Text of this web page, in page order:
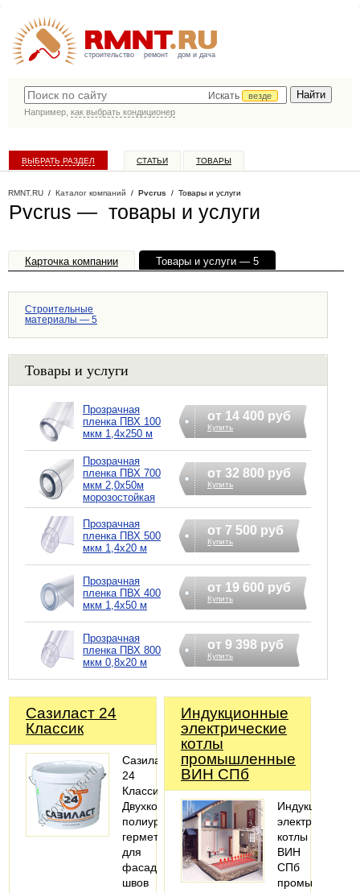
строительство ремонт дом и дача
Искать
везде
Например, как выбрать кондиционер
ВЫБРАТЬ РАЗДЕЛ СТАТЬИ ТОВАРЫ
RMNT.RU / Каталог компаний / Pvcrus / Товары и услуги
Pvcrus — товары и услуги
Карточка компании
Товары и услуги — 5
Строительные
материалы — 5
Товары и услуги
Прозрачная
пленка ПВХ 100
мкм 1,4х250 м
от 14 400 руб
Купить
Прозрачная
пленка ПВХ 700
мкм 2,0х50м
морозостойкая
от 32 800 руб
Купить
Прозрачная
пленка ПВХ 500
мкм 1,4х20 м
от 7 500 руб
Купить
Прозрачная
пленка ПВХ 400
мкм 1,4х50 м
от 19 600 руб
Купить
Прозрачная
пленка ПВХ 800
мкм 0,8х20 м
от 9 398 руб
Купить
Сазиласт 24
Классик
Сазиласт
24
Классик-
Двухкомпонентный
полиуретановый
герметик
для
фасадных
швов
Индукционные
электрические
котлы
промышленные
ВИН СПб
Индукционные
электрические
котлы
ВИН
СПб